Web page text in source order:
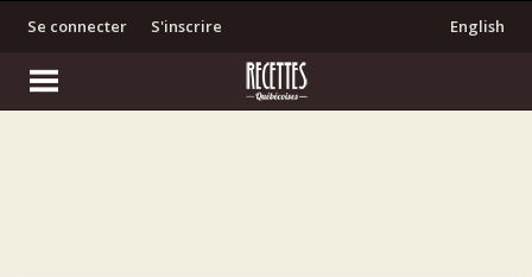
S'inscrire
Se connecter English